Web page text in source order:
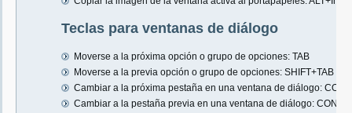
Teclas para ventanas de diálogo
Moverse a la próxima opción o grupo de opciones: TAB
Moverse a la previa opción o grupo de opciones: SHIFT+TAB
Cambiar a la próxima pestaña en una ventana de diálogo:
Cambiar a la pestaña previa en una ventana de diálogo: